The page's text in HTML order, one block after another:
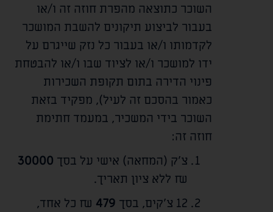
השוכר כתוצאה מהפרת חוזה זה ו/או
בעבור לביצוע תיקונים להשבת המושכר
לקדמותו ו/או בעבור כל נזק שייגרם על
ידו למושכר ו/או לציוד שבו ו/או להבטחת
פינוי הדירה בתום תקופת השכירות
כאמור בהסכם זה לעיל), מפקיד בזאת
השוכר בידי המשכיר, במעמד חתימת
חוזה זה:
צ'ק (המחאה) אישי על בסך 30000
₪ ללא ציון תאריך.
12 צ'קים, בסך
479 ₪ כל אחד,